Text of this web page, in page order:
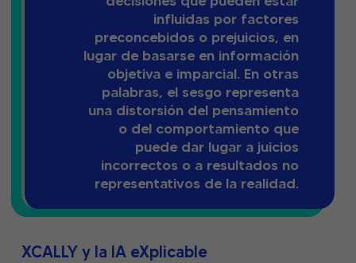
influidas por factores
preconcebidos o prejuicios, en
lugar de basarse en información
objetiva e imparcial. En otras
palabras, el sesgo representa
una distorsión del pensamiento
o del comportamiento que
puede dar lugar a juicios
incorrectos o a resultados no
representativos de la realidad.
XCALLY y la IA eXplicable